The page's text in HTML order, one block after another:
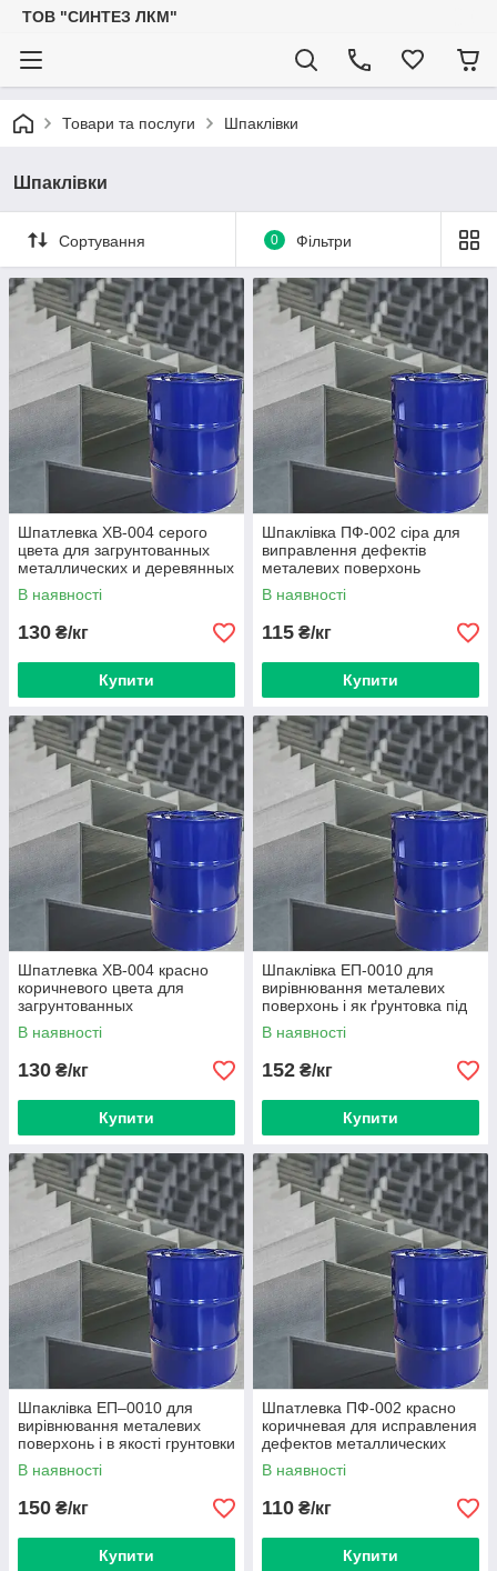
ТОВ "СИНТЕЗ ЛКМ"
Товари та послуги Шпаклівки
Шпаклівки
Сортування 0 Фільтри
Шпатлевка ХВ-004 серого
цвета для загрунтованных
металлических и деревянных
поверхностей
В наявності
130 ₴/кг
Купити
Шпаклівка ПФ-002 сіра для
виправлення дефектів
металевих поверхонь
В наявності
115 ₴/кг
Купити
Шпатлевка ХВ-004 красно
коричневого цвета для
загрунтованных
металлических
В наявності
130 ₴/кг
Купити
Шпаклівка ЕП-0010 для
вирівнювання металевих
поверхонь і як ґрунтовка під
епоксидні матеріали
В наявності
152 ₴/кг
Купити
Шпаклівка ЕП–0010 для
вирівнювання металевих
поверхонь і в якості грунтовки
під епоксидні матеріали
В наявності
150 ₴/кг
Купити
Шпатлевка ПФ-002 красно
коричневая для исправления
дефектов металлических
поверхностей
В наявності
110 ₴/кг
Купити